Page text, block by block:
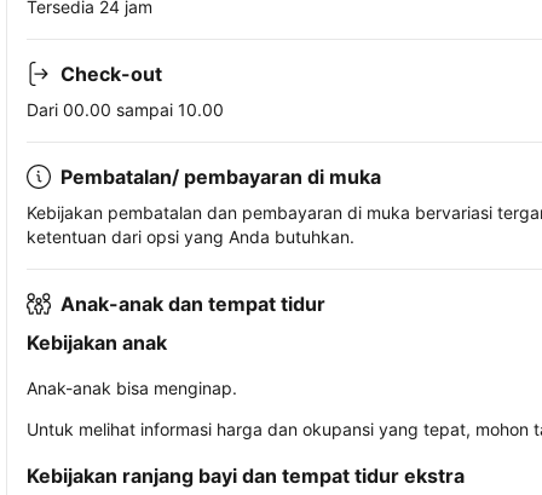
Tersedia 24 jam
Check-out
Dari 00.00 sampai 10.00
Pembatalan/ pembayaran di muka
Kebijakan pembatalan dan pembayaran di muka bervariasi
ketentuan dari opsi yang Anda butuhkan.
Anak-anak dan tempat tidur
Kebijakan anak
Anak-anak bisa menginap.
Untuk melihat informasi harga dan okupansi yang tepat,
Kebijakan ranjang bayi dan tempat tidur ekstra